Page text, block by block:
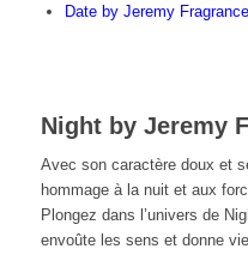
Date by Jeremy
Night by Jeremy
Avec son caractère doux et
hommage à la nuit et aux
Plongez dans l’univers de
envoûte les sens et donne